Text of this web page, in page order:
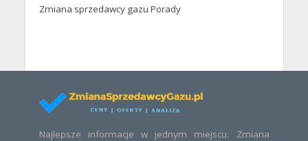
Zmiana sprzedawcy gazu Porady
Najlepsze informacje w jednym miejscu. Zmiana